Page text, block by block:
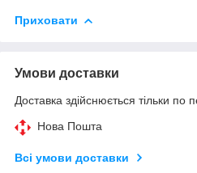
Приховати
Умови доставки
Доставка здійснюється тільки по
Нова Пошта
Всі умови доставки